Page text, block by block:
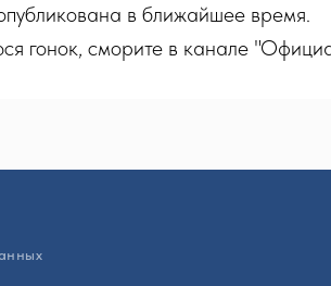
в ближайшее время.
гонок, сморите в канале